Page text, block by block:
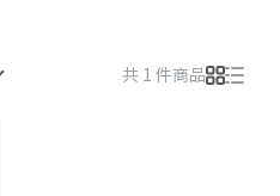
共 1 件商品